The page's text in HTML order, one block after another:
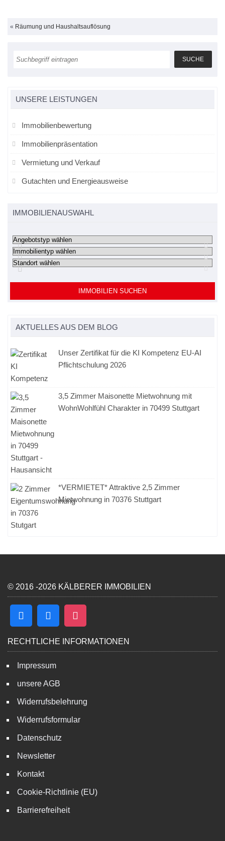
« Räumung und Haushaltsauflösung
UNSERE LEISTUNGEN
Immobilienbewertung
Immobilienpräsentation
Vermietung und Verkauf
Gutachten und Energieausweise
IMMOBILIENAUSWAHL
IMMOBILIEN SUCHEN
AKTUELLES AUS DEM BLOG
Unser Zertifikat für die KI Kompetenz EU-AI
Pflichtschulung 2026
3,5 Zimmer Maisonette Mietwohnung mit
WohnWohlfühl Charakter in 70499 Stuttgart
*VERMIETET* Attraktive 2,5 Zimmer
Mietwohnung in 70376 Stuttgart
© 2016 -2026 KÄLBERER IMMOBILIEN
RECHTLICHE INFORMATIONEN
Impressum
unsere AGB
Widerrufsbelehrung
Widerrufsformular
Datenschutz
Newsletter
Kontakt
Cookie-Richtlinie (EU)
Barrierefreiheit